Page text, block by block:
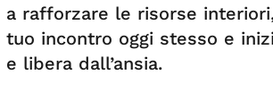
a rafforzare le risorse
tuo incontro oggi stesso e
e libera dall’ansia.